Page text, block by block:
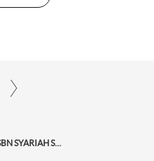
CARA MEMBELI DAN KEUNTUNGAN SBN SYARIAH SR023 TAHUN 2025